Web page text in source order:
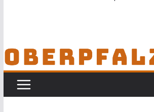
Audi prallt gegen